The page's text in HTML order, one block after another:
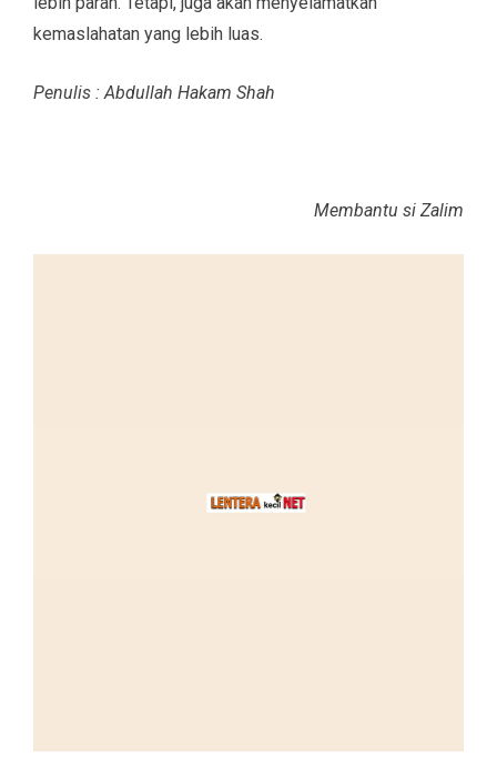
kemaslahatan yang lebih luas.
Penulis : Abdullah Hakam Shah
Membantu si Zalim